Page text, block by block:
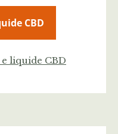
CBD
liquide CBD